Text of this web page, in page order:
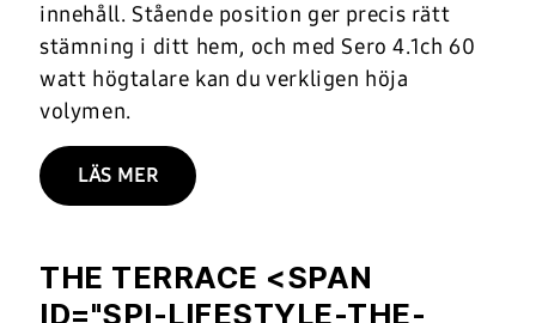
innehåll. Stående position ger precis rätt
stämning i ditt hem, och med Sero 4.1ch 60
watt högtalare kan du verkligen höja
volymen.
LÄS MER
THE TERRACE <SPAN
ID="SPI-LIFESTYLE-THE-